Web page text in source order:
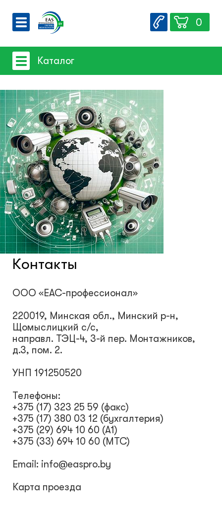
О компании
Вакансии
Контакты
0
Каталог
Системы видеонаблюдения
Системы защиты товаров от краж
Счетчики посетителей
Защита товара на стеллажах
Системы фонового озвучивания
помещений
Системы контроля и управления
Сетевое оборудование
Защитные сейферы и боксы
Зеркала безопасности
Климатический шкафы
Монтажные шкафы
Контакты
ООО «ЕАС-профессионал»
220019, Минская обл., Минский р-н,
Щомыслицкий с/с,
направл. ТЭЦ-4, 3-й пер. Монтажников,
д.3, пом. 2.
УНП 191250520
Телефоны:
+375 (17) 323 25 59 (факс)
+375 (17) 380 03 12 (бухгалтерия)
+375 (29) 694 10 60 (А1)
+375 (33) 694 10 60 (МТС)
Email: info@easpro.by
Карта проезда